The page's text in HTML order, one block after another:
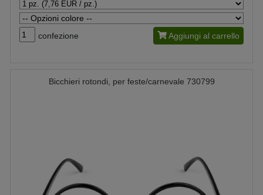
confezione Aggiungi al carrello
Bicchieri rotondi, per feste/carnevale 730799